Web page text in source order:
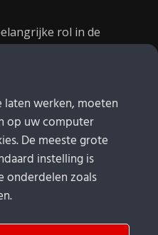
rol in de
werken, moeten
op uw computer
De meeste grote
instelling is
onderdelen zoals